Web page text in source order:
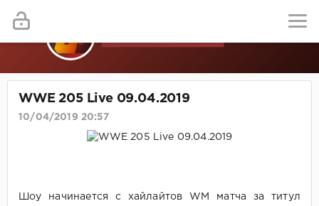
WWE 205 Live 09.04.2019
10/04/2019 20:57
Шоу начинается с хайлайтов WM матча за титул